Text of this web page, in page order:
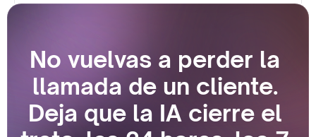
No vuelvas a perder la
llamada de un cliente.
Deja que la IA cierre el